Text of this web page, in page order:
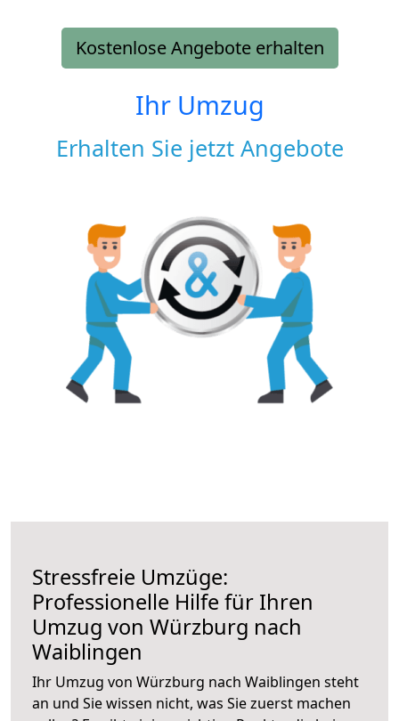
Kostenlose Angebote erhalten
Ihr Umzug
Erhalten Sie jetzt Angebote
Stressfreie Umzüge:
Professionelle Hilfe für Ihren
Umzug von Würzburg nach
Waiblingen
Ihr Umzug von Würzburg nach Waiblingen steht
an und Sie wissen nicht, was Sie zuerst machen